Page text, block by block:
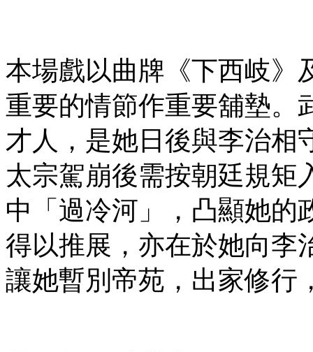
本場戲以曲牌《下西岐》
重要的情節作重要舖墊。
才人，是她日後與李治相
太宗駕崩後需按朝廷規矩
中「過冷河」，凸顯她的
得以推展，亦在於她向李
讓她暫別帝苑，出家修行